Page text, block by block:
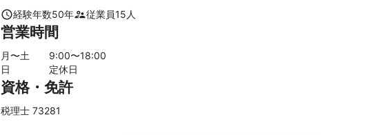
また、大きな注目を集めている相続・事業承継案件にもいち早く着目し、平成24年5
ーズに対応していく予定です。
これまで当事務所は「経験と実績」という確かな力と、これからの「ニーズの先取
で、お客様の満足と信頼、安心を作りだしてきました。そのせいか、長いお付き合い
今後も私たちは、お客様である企業の営業支援や事業再生など「新たなサービス体
経験年数50年 従業員15 人
営業時間
月〜土 9:00〜18:00
日
定休日
資格・免許
税理士 73281